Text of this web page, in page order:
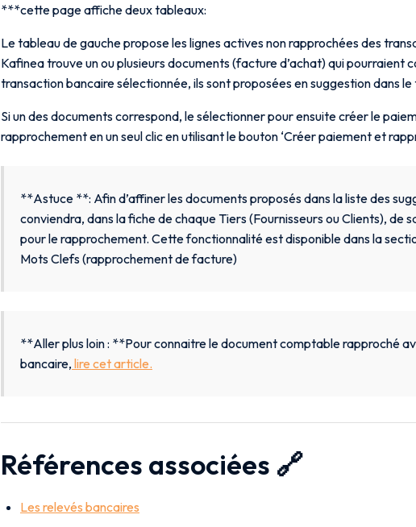
***cette page affiche deux tableaux:
Le tableau de gauche propose les lignes actives non rapprochées des
Kafinea trouve un ou plusieurs documents (facture d’achat) qui pourraient
transaction bancaire sélectionnée, ils sont proposées en suggestion dans
Si un des documents correspond, le sélectionner pour ensuite créer le
rapprochement en un seul clic en utilisant le bouton ‘Créer paiement et
**Astuce **: Afin d’affiner les documents proposés dans la liste des
conviendra, dans la fiche de chaque Tiers (Fournisseurs ou Clients), de
pour le rapprochement. Cette fonctionnalité est disponible dans la
Mots Clefs (rapprochement de facture)
**Aller plus loin : **Pour connaitre le document comptable rapproché
bancaire, lire cet article.
Références associées 🔗
Les relevés bancaires